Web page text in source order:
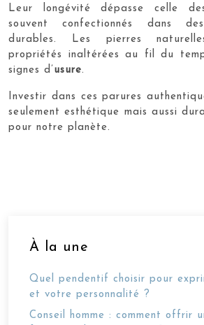
Leur longévité dépasse celle
souvent confectionnés dans
durables. Les pierres
propriétés inaltérées au fil du
signes d’ usure.
Investir dans ces parures
seulement esthétique mais aussi
pour notre planète.
À la une
Quel pendentif choisir pour
et votre personnalité ?
Conseil homme : comment offrir